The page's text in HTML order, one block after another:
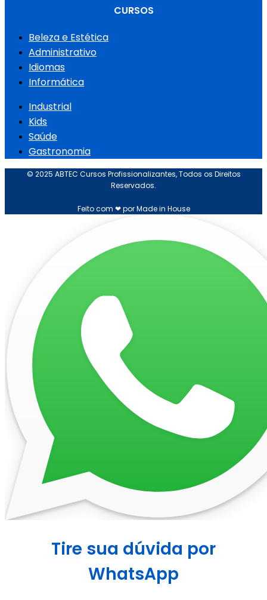
CURSOS
Beleza e Estética
Administrativo
Idiomas
Informática
Industrial
Kids
Saúde
Gastronomia
© 2025 ABTEC Cursos Profissionalizantes, Todos os Direitos
Reservados.
Feito com ❤ por Made in House
Tire sua dúvida por
WhatsApp